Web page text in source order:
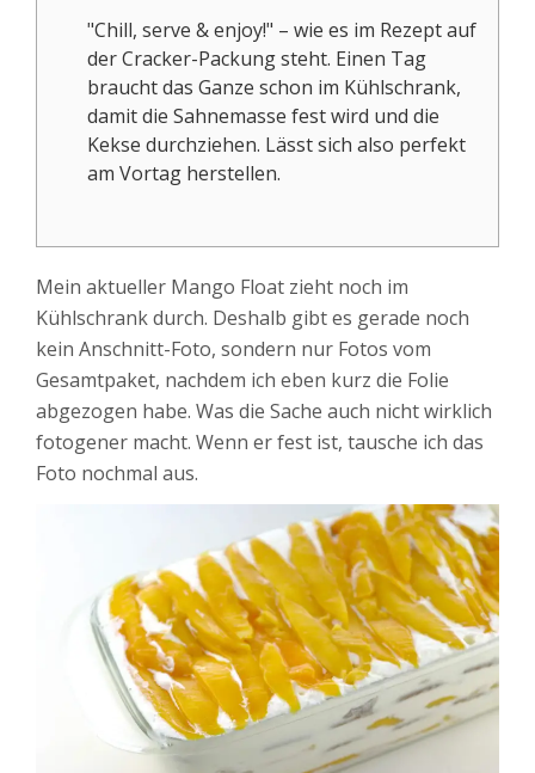
"Chill, serve & enjoy!" – wie es im Rezept auf
der Cracker-Packung steht. Einen Tag
braucht das Ganze schon im Kühlschrank,
damit die Sahnemasse fest wird und die
Kekse durchziehen. Lässt sich also perfekt
am Vortag herstellen.
Mein aktueller Mango Float zieht noch im
Kühlschrank durch. Deshalb gibt es gerade noch
kein Anschnitt-Foto, sondern nur Fotos vom
Gesamtpaket, nachdem ich eben kurz die Folie
abgezogen habe. Was die Sache auch nicht wirklich
fotogener macht. Wenn er fest ist, tausche ich das
Foto nochmal aus.